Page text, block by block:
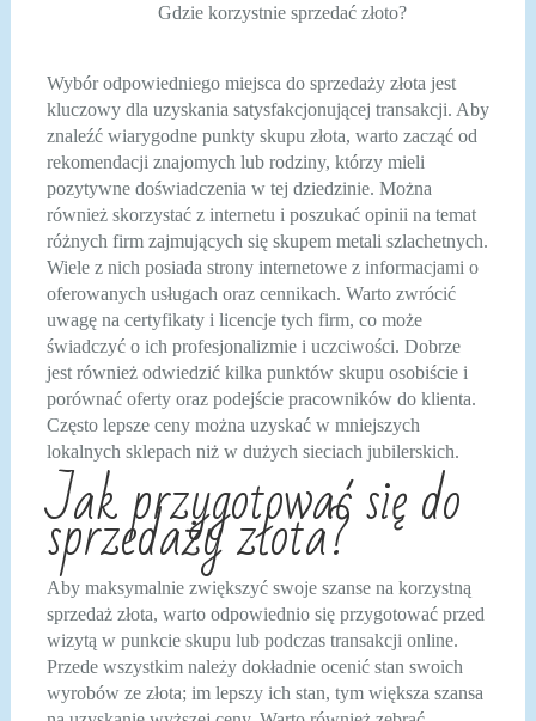
Gdzie korzystnie sprzedać złoto?
Wybór odpowiedniego miejsca do sprzedaży złota jest
kluczowy dla uzyskania satysfakcjonującej transakcji. Aby
znaleźć wiarygodne punkty skupu złota, warto zacząć od
rekomendacji znajomych lub rodziny, którzy mieli
pozytywne doświadczenia w tej dziedzinie. Można
również skorzystać z internetu i poszukać opinii na temat
różnych firm zajmujących się skupem metali szlachetnych.
Wiele z nich posiada strony internetowe z informacjami o
oferowanych usługach oraz cennikach. Warto zwrócić
uwagę na certyfikaty i licencje tych firm, co może
świadczyć o ich profesjonalizmie i uczciwości. Dobrze
jest również odwiedzić kilka punktów skupu osobiście i
porównać oferty oraz podejście pracowników do klienta.
Często lepsze ceny można uzyskać w mniejszych
lokalnych sklepach niż w dużych sieciach jubilerskich.
Jak przygotować się do
sprzedaży złota?
Aby maksymalnie zwiększyć swoje szanse na korzystną
sprzedaż złota, warto odpowiednio się przygotować przed
wizytą w punkcie skupu lub podczas transakcji online.
Przede wszystkim należy dokładnie ocenić stan swoich
wyrobów ze złota; im lepszy ich stan, tym większa szansa